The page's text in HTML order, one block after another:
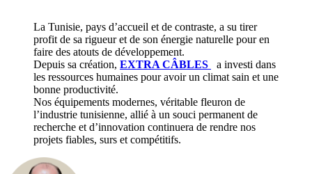
La Tunisie, pays d’accueil et de contraste, a su tirer
profit de sa rigueur et de son énergie naturelle pour en
faire des atouts de développement.
Depuis sa création, EXTRA CÂBLES
a investi dans
les ressources humaines pour avoir un climat sain et une
bonne productivité.
Nos équipements modernes, véritable fleuron de
l’industrie tunisienne, allié à un souci permanent de
recherche et d’innovation continuera de rendre nos
projets fiables, surs et compétitifs.